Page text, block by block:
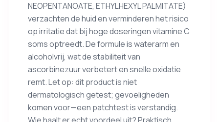
NEOPENTANOATE, ETHYLHEXYL PALMITATE)
verzachten de huid en verminderen het risico
op irritatie dat bij hoge doseringen vitamine C
soms optreedt. De formule is waterarm en
alcoholvrij, wat de stabiliteit van
ascorbinezuur verbetert en snelle oxidatie
remt. Let op: dit product is niet
dermatologisch getest; gevoeligheden
komen voor—een patchtest is verstandig.